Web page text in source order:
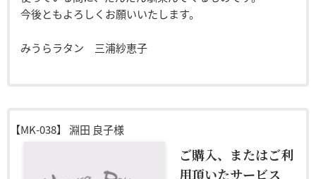
今後ともよろしくお願いいたします。
みうらラタン 三浦紗恵子
【MK-038】 淵田 良子様
ご購入、またはご利
用頂いたサービス